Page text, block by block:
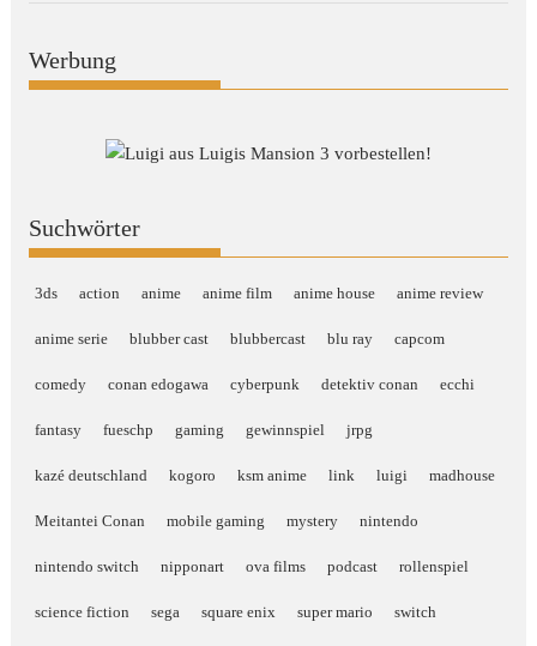
Werbung
Suchwörter
3ds action anime anime film anime house anime review
anime serie blubber cast blubbercast blu ray capcom
comedy conan edogawa cyberpunk detektiv conan ecchi
fantasy fueschp gaming gewinnspiel jrpg
kazé deutschland kogoro ksm anime link luigi madhouse
Meitantei Conan mobile gaming mystery nintendo
nintendo switch nipponart ova films podcast rollenspiel
science fiction sega square enix super mario switch